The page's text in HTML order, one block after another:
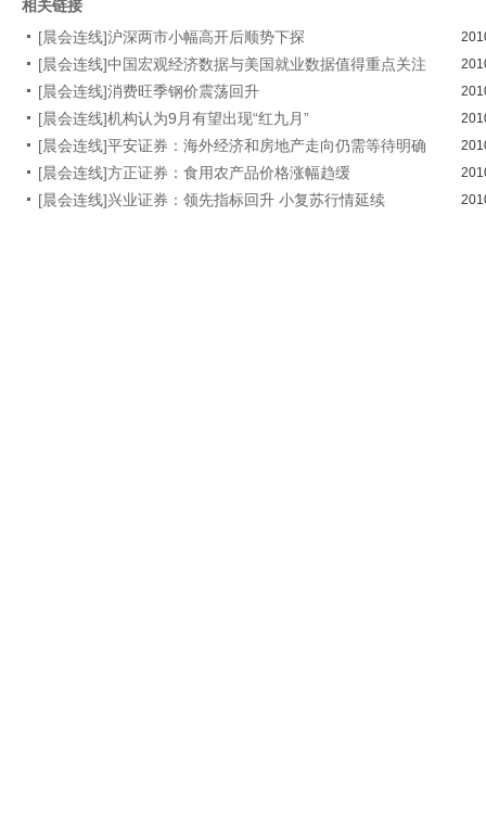
相关链接
[晨会连线]沪深两市小幅高开后顺势下探
[晨会连线]中国宏观经济数据与美国就业数据值得重点关注
[晨会连线]消费旺季钢价震荡回升
[晨会连线]机构认为9月有望出现“红九月”
[晨会连线]平安证券：海外经济和房地产走向仍需等待明确
[晨会连线]方正证券：食用农产品价格涨幅趋缓
[晨会连线]兴业证券：领先指标回升 小复苏行情延续